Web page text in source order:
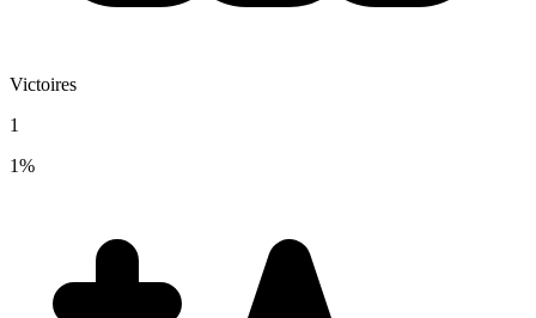
Victoires
1
1%